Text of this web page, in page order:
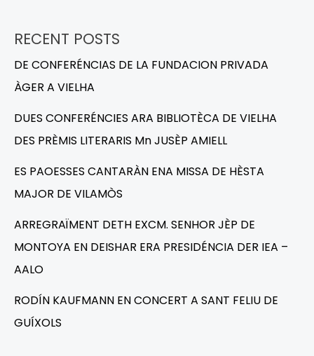
RECENT POSTS
DE CONFERÉNCIAS DE LA FUNDACION PRIVADA
ÀGER A VIELHA
DUES CONFERÉNCIES ARA BIBLIOTÈCA DE VIELHA
DES PRÈMIS LITERARIS Mn JUSÈP AMIELL
ES PAOESSES CANTARÀN ENA MISSA DE HÈSTA
MAJOR DE VILAMÒS
ARREGRAÏMENT DETH EXCM. SENHOR JÈP DE
MONTOYA EN DEISHAR ERA PRESIDÉNCIA DER IEA –
AALO
RODÍN KAUFMANN EN CONCERT A SANT FELIU DE
GUÍXOLS